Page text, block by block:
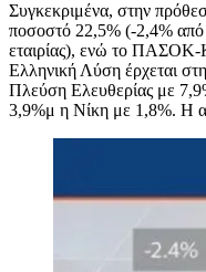
Συγκεκριμένα, στην
ποσοστό 22,5% (-2,4%
εταιρίας), ενώ το
Ελληνική Λύση έρχεται
Πλεύση Ελευθερίας με
3,9%μ η Νίκη με 1,8%. Η